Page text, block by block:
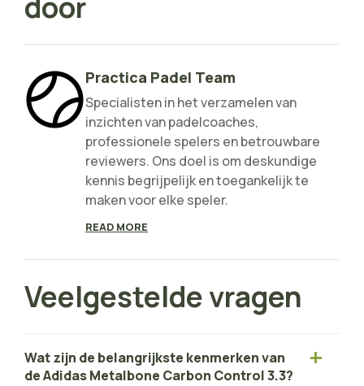
Practica Padel Team
Specialisten in het verzamelen van
inzichten van padelcoaches,
professionele spelers en betrouwbare
reviewers. Ons doel is om deskundige
kennis begrijpelijk en toegankelijk te
maken voor elke speler.
READ MORE
Veelgestelde vragen
Wat zijn de belangrijkste kenmerken van
de Adidas Metalbone Carbon Control 3.3?